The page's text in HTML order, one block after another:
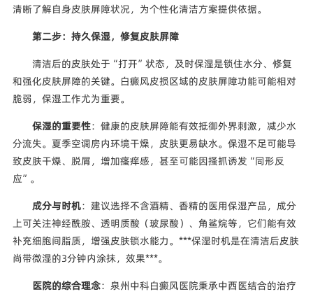
清晰了解自身皮肤屏障状况，为个性化清洁方案提供依据。
第二步：持久保湿，修复皮肤屏障
清洁后的皮肤处于“打开”状态，及时保湿是锁住水分、修复
和强化皮肤屏障的关键。白癜风皮损区域的皮肤屏障功能可能相对
脆弱，保湿工作尤为重要。
保湿的重要性：健康的皮肤屏障能有效抵御外界刺激，减少水
分流失。夏季空调房内环境干燥，皮肤更易缺水。保湿不足可能导
致皮肤干燥、脱屑，增加瘙痒感，甚至可能因搔抓诱发“同形反
应”。
成分与时机：建议选择不含酒精、香精的医用保湿产品，成分
上可关注神经酰胺、透明质酸（玻尿酸）、角鲨烷等，它们能有效
补充细胞间脂质，增强皮肤锁水能力。***保湿时机是在清洁后皮肤
尚带微湿的3分钟内涂抹，效果***。
医院的综合理念：泉州中科白癜风医院秉承中西医结合的治疗